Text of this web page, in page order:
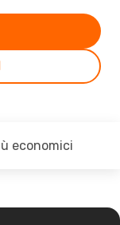
economici